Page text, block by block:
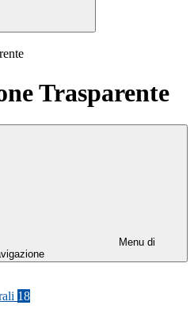
Trasparente
Menu di
18